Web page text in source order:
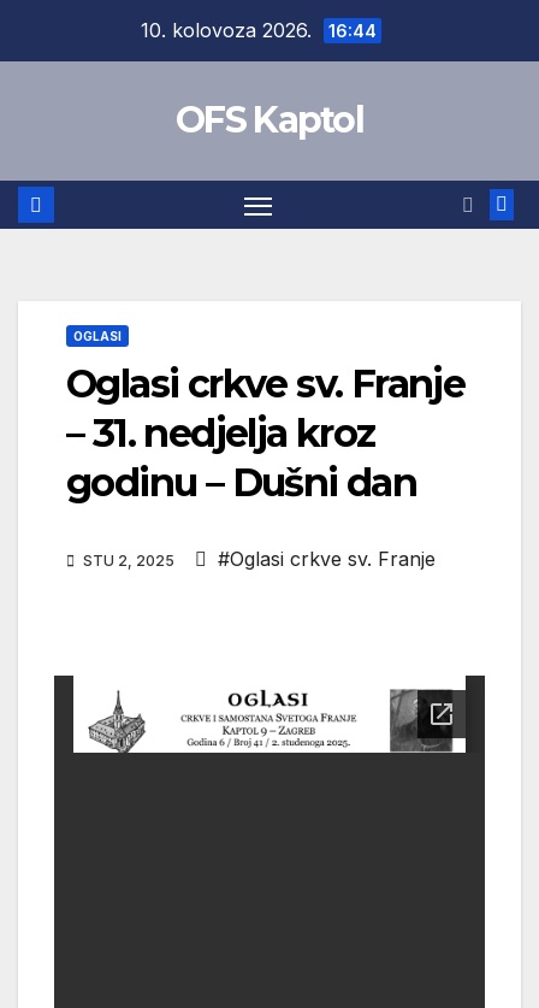
10. kolovoza 2026. 16:44
OFS Kaptol
OGLASI
Oglasi crkve sv. Franje
– 31. nedjelja kroz
godinu – Dušni dan
STU 2, 2025 #Oglasi crkve sv. Franje